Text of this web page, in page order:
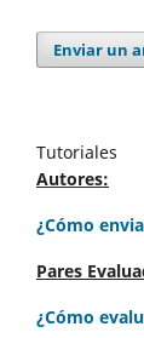
Enviar un
Tutoriales
Autores:
¿Cómo
Pares
¿Cómo